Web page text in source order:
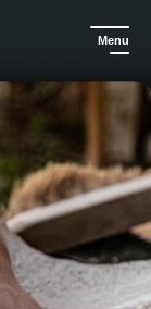
Menu
di 2 ore con Hubert Gardère